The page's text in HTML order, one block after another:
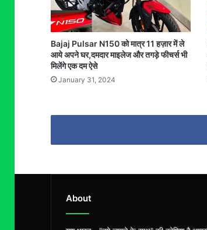
Bajaj Pulsar N150 को मात्र 11 हज़ार में ले
आये अपने घर,दमदार माइलेज और तगड़े फीचर्स भी
मिलेंगे एक दम ऐसे
January 31, 2024
About